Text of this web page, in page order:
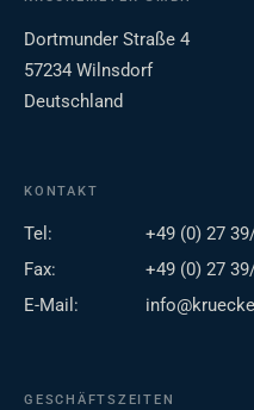
Dortmunder Straße 4
57234 Wilnsdorf
Deutschland
KONTAKT
Tel:
+49 (0) 27
Fax:
+49 (0) 27
E-Mail:
GESCHÄFTSZEITEN